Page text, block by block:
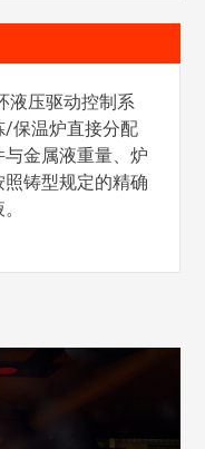
液压驱动控制系
/保温炉直接分配
金属液重量、炉
铸型规定的精确